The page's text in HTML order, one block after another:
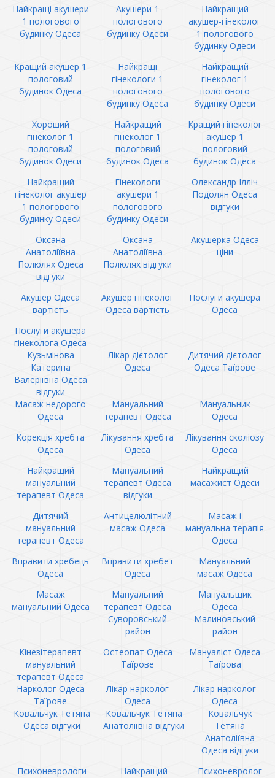
Найкращі акушери
1 пологового
будинку Одеса
Акушери 1
пологового
будинку Одеси
Найкращий
акушер-гінеколог
1 пологового
будинку Одеси
Кращий акушер 1
пологовий
будинок Одеса
Найкращі
гінекологи 1
пологового
будинку Одеса
Найкращий
гінеколог 1
пологового
будинку Одеси
Хороший
гінеколог 1
пологовий
будинок Одеси
Найкращий
гінеколог 1
пологовий
будинок Одеса
Кращий гінеколог
акушер 1
пологовий
будинок Одеса
Найкращий
гінеколог акушер
1 пологового
будинку Одеси
Гінекологи
акушери 1
пологового
будинку Одеси
Олександр Ілліч
Подолян Одеса
відгуки
Оксана
Анатоліївна
Полюлях Одеса
відгуки
Оксана
Анатоліївна
Полюлях відгуки
Акушерка Одеса
ціни
Акушер Одеса
вартість
Акушер гінеколог
Одеса вартість
Послуги акушера
Одеса
Послуги акушера
гінеколога Одеса
Кузьмінова
Катерина
Валеріївна Одеса
відгуки
Лікар дієтолог
Одеса
Дитячий дієтолог
Одеса Таїрове
Масаж недорого
Одеса
Мануальний
терапевт Одеса
Мануальник
Одеса
Корекція хребта
Одеса
Лікування хребта
Одеса
Лікування сколіозу
Одеса
Найкращий
мануальний
терапевт Одеса
Мануальний
терапевт Одеса
відгуки
Найкращий
масажист Одеси
Дитячий
мануальний
терапевт Одеса
Антицелюлітний
масаж Одеса
Масаж і
мануальна терапія
Одеса
Вправити хребець
Одеса
Вправити хребет
Одеса
Мануальний
масаж Одеса
Масаж
мануальний Одеса
Мануальний
терапевт Одеса
Суворовський
район
Мануальщик
Одеса
Малиновський
район
Кінезітерапевт
мануальний
терапевт Одеса
Остеопат Одеса
Таїрове
Мануаліст Одеса
Таїрова
Нарколог Одеса
Таїрове
Лікар нарколог
Одеса
Лікар нарколог
Одеса
Ковальчук Тетяна
Одеса відгуки
Ковальчук Тетяна
Анатоліївна відгуки
Ковальчук
Тетяна
Анатоліївна
Одеса відгуки
Психоневрологи
Найкращий
Психоневролог